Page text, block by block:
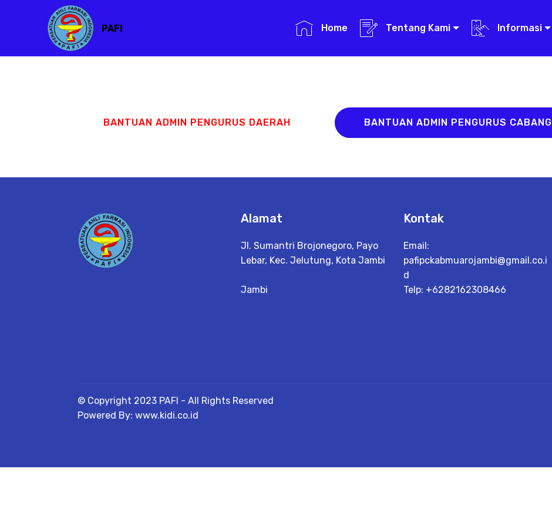
PAFI Home Tentang Kami Informasi
BANTUAN ADMIN PENGURUS DAERAH BANTUAN ADMIN PENGURUS CABANG
Alamat
Jl. Sumantri Brojonegoro, Payo
Lebar, Kec. Jelutung, Kota Jambi
Jambi
Kontak
Email:
pafipckabmuarojambi@gmail.co.i
d
Telp: +6282162308466
© Copyright 2023 PAFI - All Rights Reserved
Powered By: www.kidi.co.id